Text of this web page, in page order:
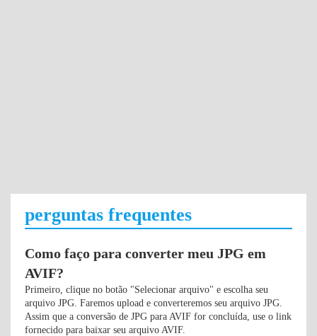
perguntas frequentes
Como faço para converter meu JPG em
AVIF?
Primeiro, clique no botão "Selecionar arquivo" e escolha seu
arquivo JPG. Faremos upload e converteremos seu arquivo JPG.
Assim que a conversão de JPG para AVIF for concluída, use o link
fornecido para baixar seu arquivo AVIF.